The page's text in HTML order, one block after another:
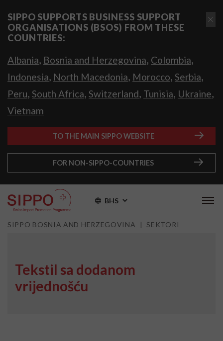
SIPPO SUPPORTS BUSINESS SUPPORT
ORGANISATIONS (BSOS) FROM THESE
COUNTRIES:
Albania, Bosnia and Herzegovina, Colombia,
Indonesia, North Macedonia, Morocco, Serbia,
Peru, South Africa, Switzerland, Tunisia, Ukraine,
Vietnam
TO THE MAIN SIPPO WEBSITE
FOR NON-SIPPO-COUNTRIES
BHS
SIPPO BOSNIA AND HERZEGOVINA SEKTORI
Tekstil sa dodanom
vrijednošću